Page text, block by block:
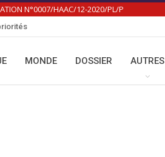
N°0007/HAAC/12-2020/PL/P
MONDE DOSSIER AUTRES